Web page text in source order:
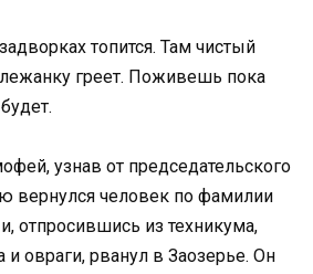
топится. Там чистый
греет. Поживешь пока
узнав от председательского
вернулся человек по фамилии
отпросившись из техникума,
овраги, рванул в Заозерье. Он